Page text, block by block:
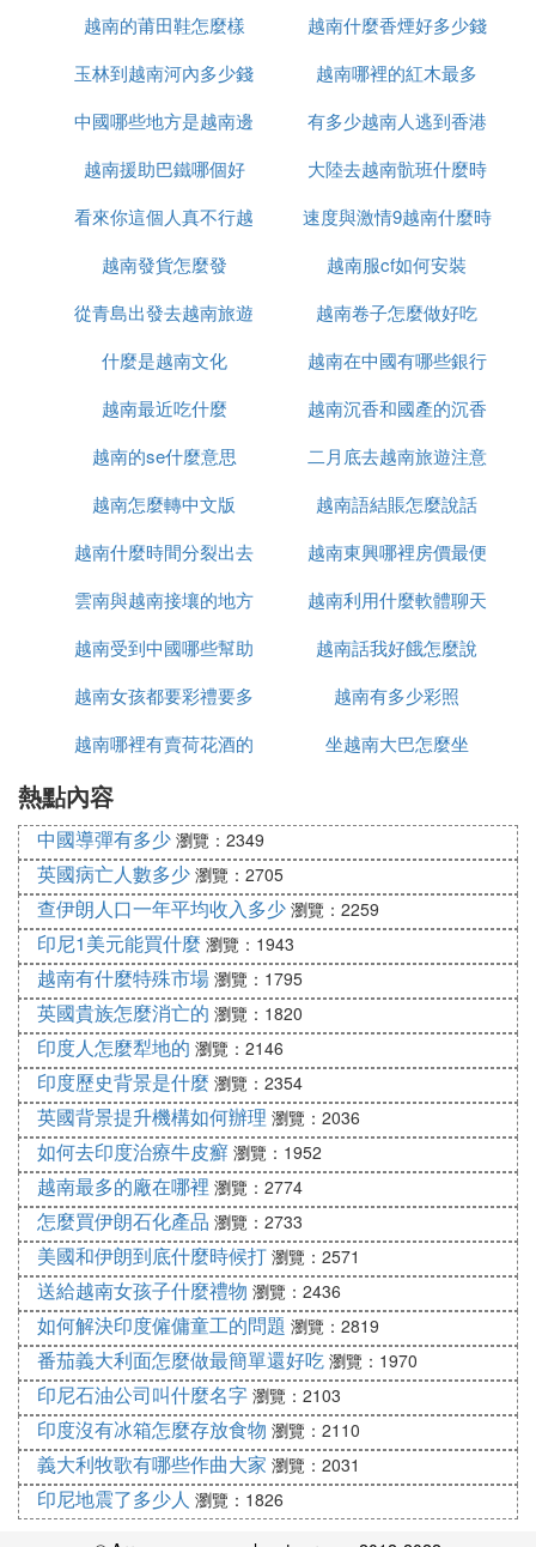
衛戰
越南的莆田鞋怎麼樣
越南什麼香煙好多少錢
玉林到越南河內多少錢
越南哪裡的紅木最多
中國哪些地方是越南邊
境
有多少越南人逃到香港
越南援助巴鐵哪個好
大陸去越南骯班什麼時
候能正常
看來你這個人真不行越
南語怎麼說
速度與激情9越南什麼時
候上映
越南發貨怎麼發
越南服cf如何安裝
從青島出發去越南旅遊
怎麼辦
越南卷子怎麼做好吃
什麼是越南文化
越南在中國有哪些銀行
越南最近吃什麼
越南沉香和國產的沉香
什麼區別
越南的se什麼意思
二月底去越南旅遊注意
什麼
越南怎麼轉中文版
越南語結賬怎麼說話
越南什麼時間分裂出去
的
越南東興哪裡房價最便
宜
雲南與越南接壤的地方
有哪些
越南利用什麼軟體聊天
越南受到中國哪些幫助
越南話我好餓怎麼說
越南女孩都要彩禮要多
少錢
越南有多少彩照
越南哪裡有賣荷花酒的
坐越南大巴怎麼坐
熱點內容
中國導彈有多少 瀏覽：2349
英國病亡人數多少 瀏覽：2705
查伊朗人口一年平均收入多少 瀏覽：2259
印尼1美元能買什麼 瀏覽：1943
越南有什麼特殊市場 瀏覽：1795
英國貴族怎麼消亡的 瀏覽：1820
印度人怎麼犁地的 瀏覽：2146
印度歷史背景是什麼 瀏覽：2354
英國背景提升機構如何辦理 瀏覽：2036
如何去印度治療牛皮癬 瀏覽：1952
越南最多的廠在哪裡 瀏覽：2774
怎麼買伊朗石化產品 瀏覽：2733
美國和伊朗到底什麼時候打 瀏覽：2571
送給越南女孩子什麼禮物 瀏覽：2436
如何解決印度僱傭童工的問題 瀏覽：2819
番茄義大利面怎麼做最簡單還好吃 瀏覽：1970
印尼石油公司叫什麼名字 瀏覽：2103
印度沒有冰箱怎麼存放食物 瀏覽：2110
義大利牧歌有哪些作曲大家 瀏覽：2031
印尼地震了多少人 瀏覽：1826